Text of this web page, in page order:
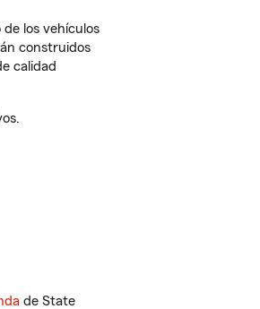
de los vehículos
construidos
calidad
de State